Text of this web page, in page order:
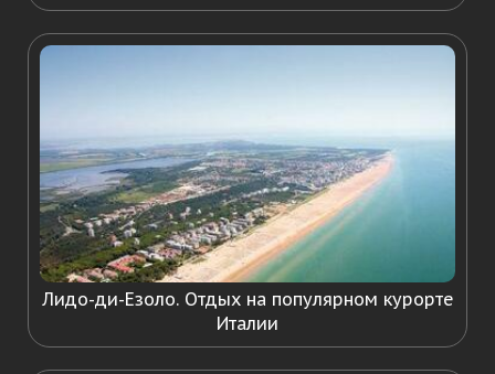
Лидо-ди-Езоло. Отдых на популярном курорте
Италии